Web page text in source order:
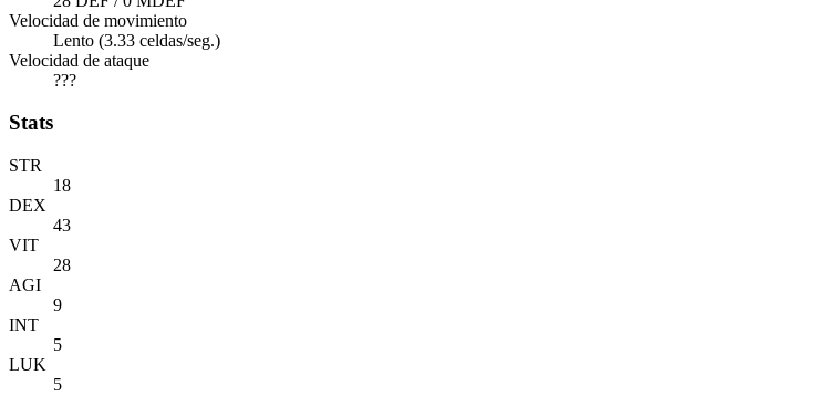
Velocidad de movimiento
Lento (3.33 celdas/seg.)
Velocidad de ataque
???
Stats
STR
18
DEX
43
VIT
28
AGI
9
INT
5
LUK
5